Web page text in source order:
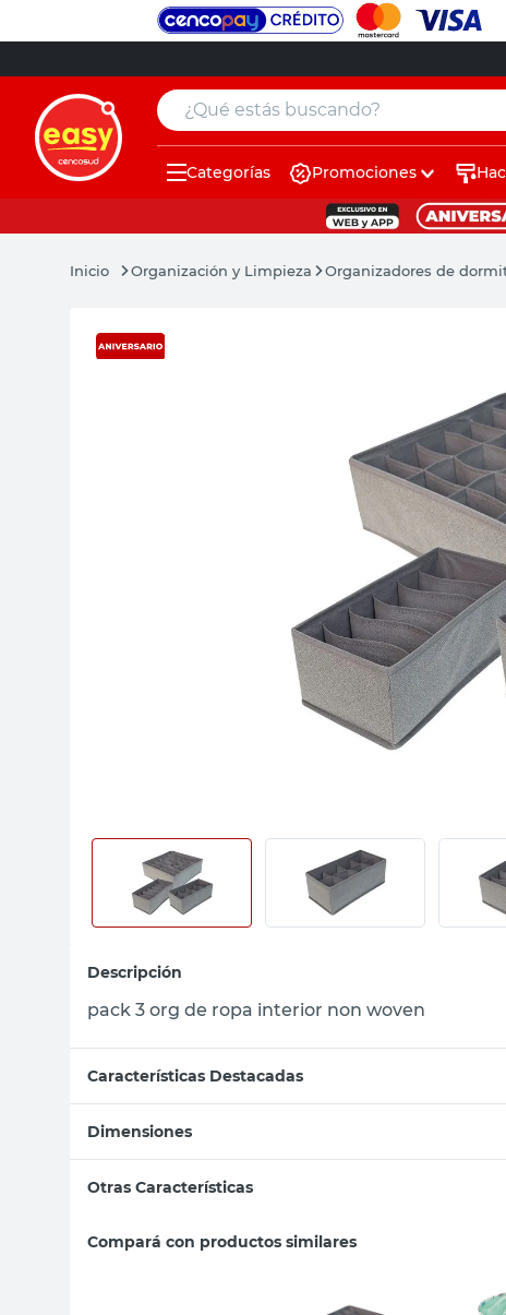
¿Qué estás buscando?
Categorías Promociones
Organización y Limpieza Organizadores de
Descripción
pack 3 org de ropa interior non woven
Características Destacadas
Dimensiones
Otras Características
Compará con productos similares
muebles